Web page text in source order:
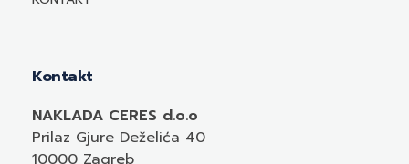
Kontakt
NAKLADA CERES d.o.o
Prilaz Gjure Deželića 40
10000 Zagreb